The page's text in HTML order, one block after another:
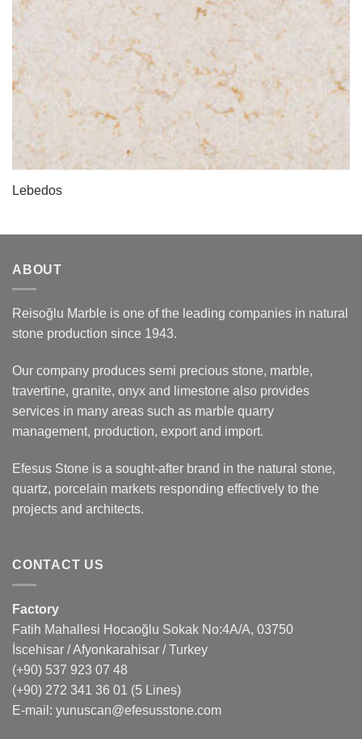
Lebedos
ABOUT
Reisoğlu Marble is one of the leading companies in natural
stone production since 1943.
Our company produces semi precious stone, marble,
travertine, granite, onyx and limestone also provides
services in many areas such as marble quarry
management, production, export and import.
Efesus Stone is a sought-after brand in the natural stone,
quartz, porcelain markets responding effectively to the
projects and architects.
CONTACT US
Factory
Fatih Mahallesi Hocaoğlu Sokak No:4A/A, 03750
İscehisar / Afyonkarahisar / Turkey
(+90) 537 923 07 48
(+90) 272 341 36 01 (5 Lines)
E-mail: yunuscan@efesusstone.com